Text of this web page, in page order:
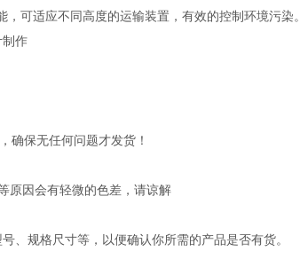
可适应不同高度的运输装置，有效的控制环境污染。
作
确保无任何问题才发货！
原因会有轻微的色差，请谅解
、规格尺寸等，以便确认你所需的产品是否有货。